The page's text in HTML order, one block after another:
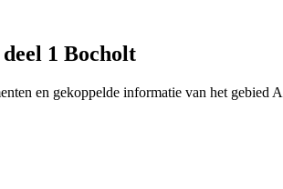
1 Bocholt
en gekoppelde informatie van het